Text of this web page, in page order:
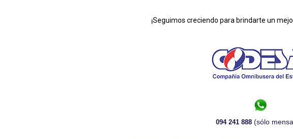
¡Seguimos creciendo para brindarte un
094 241 888 (sólo